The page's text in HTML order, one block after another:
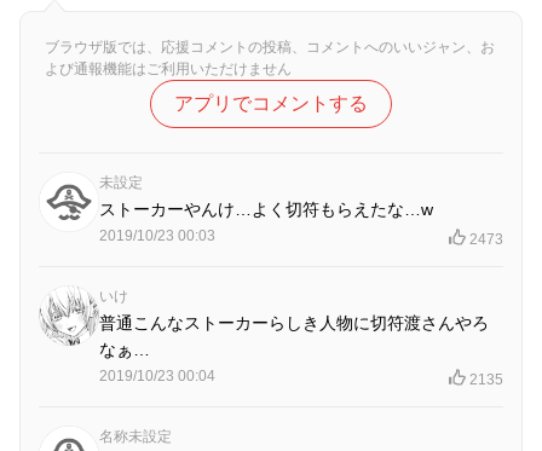
ブラウザ版では、応援コメントの投稿、コメントへのいいジャン、お
よび通報機能はご利用いただけません
アプリでコメントする
未設定
ストーカーやんけ…よく切符もらえたな…w
2019/10/23 00:03 2473
いけ
普通こんなストーカーらしき人物に切符渡さんやろ
なぁ…
2019/10/23 00:04 2135
名称未設定